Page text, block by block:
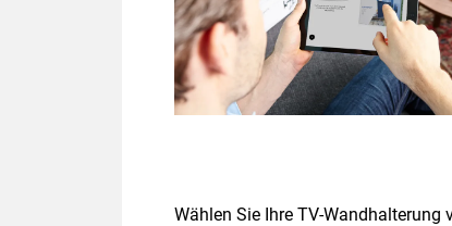
Wählen Sie Ihre TV-Wandhalterung